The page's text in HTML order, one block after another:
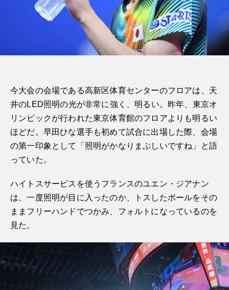
今大会の会場である高新区体育センターのフロアは、天
井のLED照明の光が非常に強く、明るい。昨年、東京オ
リンピックが行われた東京体育館のフロアよりも明るい
ほどだ。早田ひな選手も初めて試合に出場した際、会場
の第一印象として「照明がかなりまぶしいですね」と語
っていた。
ハイトスサービスを使うフランスのユエン・ジアナン
は、一度照明が目に入ったのか、トスしたボールをその
ままフリーハンドでつかみ、フォルトになっているのを
見た。